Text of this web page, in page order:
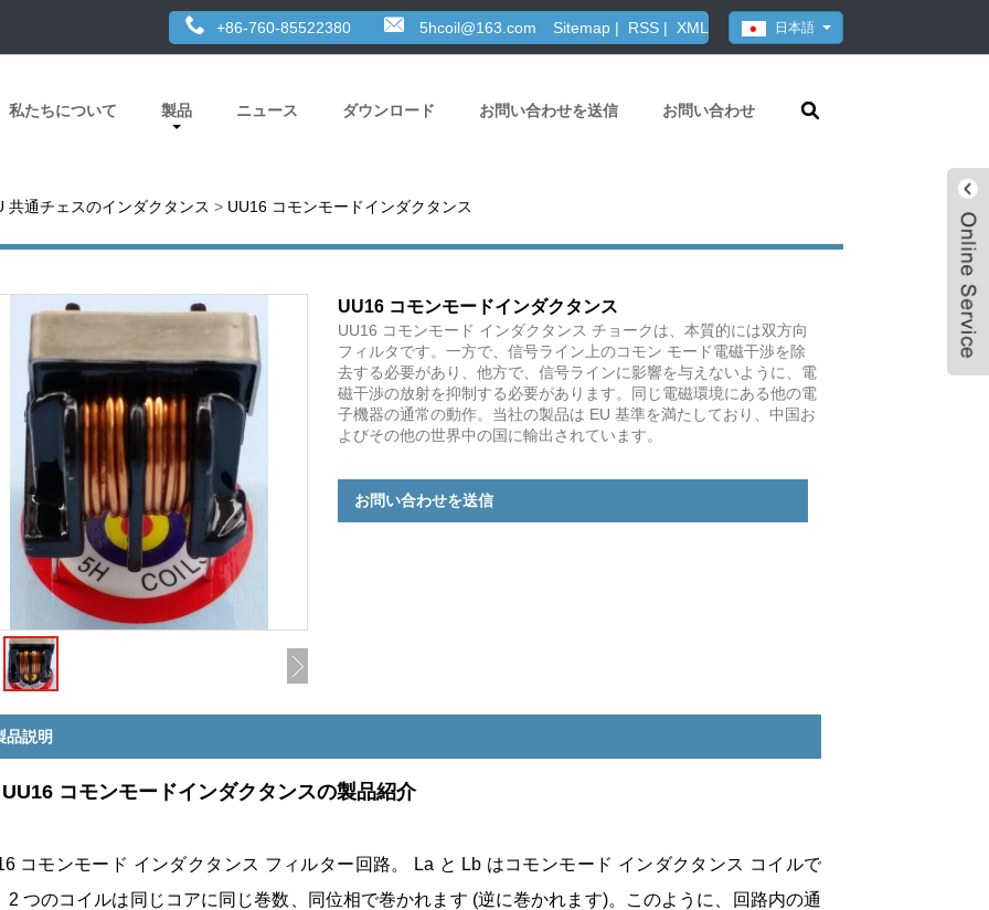
日本語
+86-760-85522380 5hcoil@163.com Sitemap | RSS | XML
私たちについて 製品 ニュース ダウンロード お問い合わせを送信 お問い合わせ
共通チェスのインダクタンス > UU16 コモンモードインダクタンス
UU16 コモンモードインダクタンス
UU16 コモンモード インダクタンス チョークは、本質的には双方向
フィルタです。一方で、信号ライン上のコモン モード電磁干渉を除
去する必要があり、他方で、信号ラインに影響を与えないように、電
磁干渉の放射を抑制する必要があります。同じ電磁環境にある他の電
子機器の通常の動作。当社の製品は EU 基準を満たしており、中国お
よびその他の世界中の国に輸出されています。
お問い合わせを送信
品説明
コモンモードインダクタンスの製品紹介
コモンモード インダクタンス フィルター回路。 La と Lb はコモンモード インダクタンス コイルで
2 つのコイルは同じコアに同じ巻数、同位相で巻かれます (逆に巻かれます)。このように、回路内の通